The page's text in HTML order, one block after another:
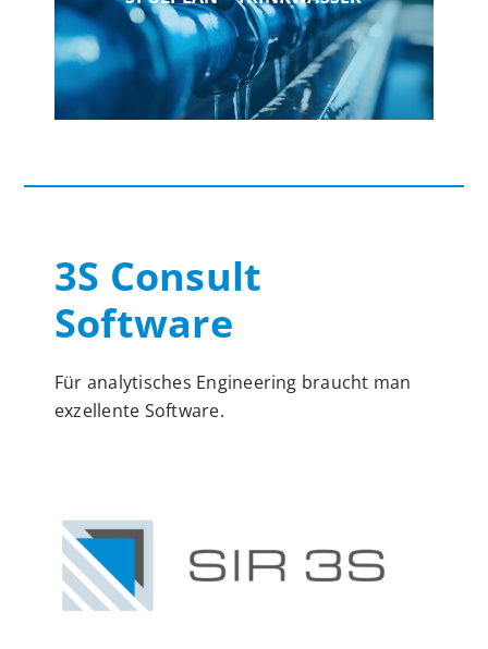
3S Consult
Software
Für analytisches Engineering braucht man
exzellente Software.